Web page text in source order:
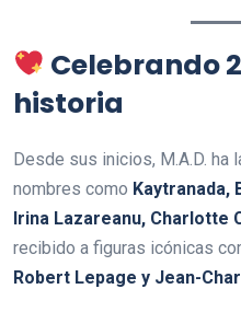
Celebrando
historia
Desde sus inicios, M.A.D. ha
nombres como Kaytranada,
Irina Lazareanu, Charlotte
recibido a figuras icónicas
Robert Lepage y Jean-